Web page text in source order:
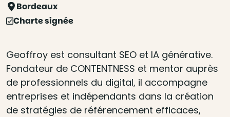
Bordeaux
Charte signée
Geoffroy est consultant SEO et IA générative.
Fondateur de CONTENTNESS et mentor auprès
de professionnels du digital, il accompagne
entreprises et indépendants dans la création
de stratégies de référencement efficaces,